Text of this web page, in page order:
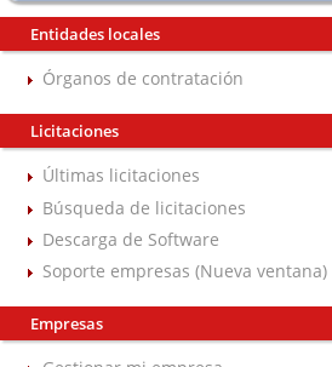
Entidades locales
Órganos de contratación
Licitaciones
Últimas licitaciones
Búsqueda de licitaciones
Descarga de Software
Soporte empresas (Nueva ventana)
Empresas